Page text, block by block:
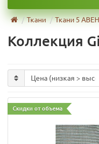
Ткани Ткани 5
Коллекция
Скидки от объема